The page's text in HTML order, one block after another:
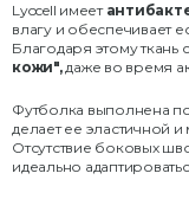
Lyocell имеет
влагу и обеспечивает
Благодаря этому
кожи",даже во время
Футболка выполнена
делает ее эластичной
Отсутствие боковых
идеально